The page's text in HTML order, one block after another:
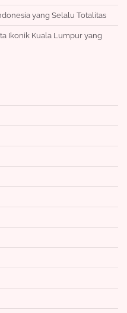
yang Selalu Totalitas
Ikonik Kuala Lumpur yang